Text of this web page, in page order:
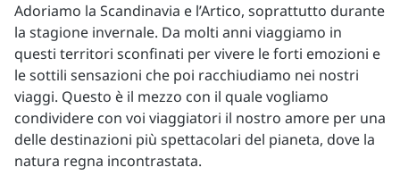
Adoriamo la Scandinavia e l’Artico, soprattutto durante
la stagione invernale. Da molti anni viaggiamo in
questi territori sconfinati per vivere le forti emozioni e
le sottili sensazioni che poi racchiudiamo nei nostri
viaggi. Questo è il mezzo con il quale vogliamo
condividere con voi viaggiatori il nostro amore per una
delle destinazioni più spettacolari del pianeta, dove la
natura regna incontrastata.